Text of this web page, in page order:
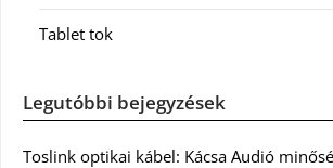
Tablet tok
Legutóbbi bejegyzések
Toslink optikai kábel: Kácsa Audió